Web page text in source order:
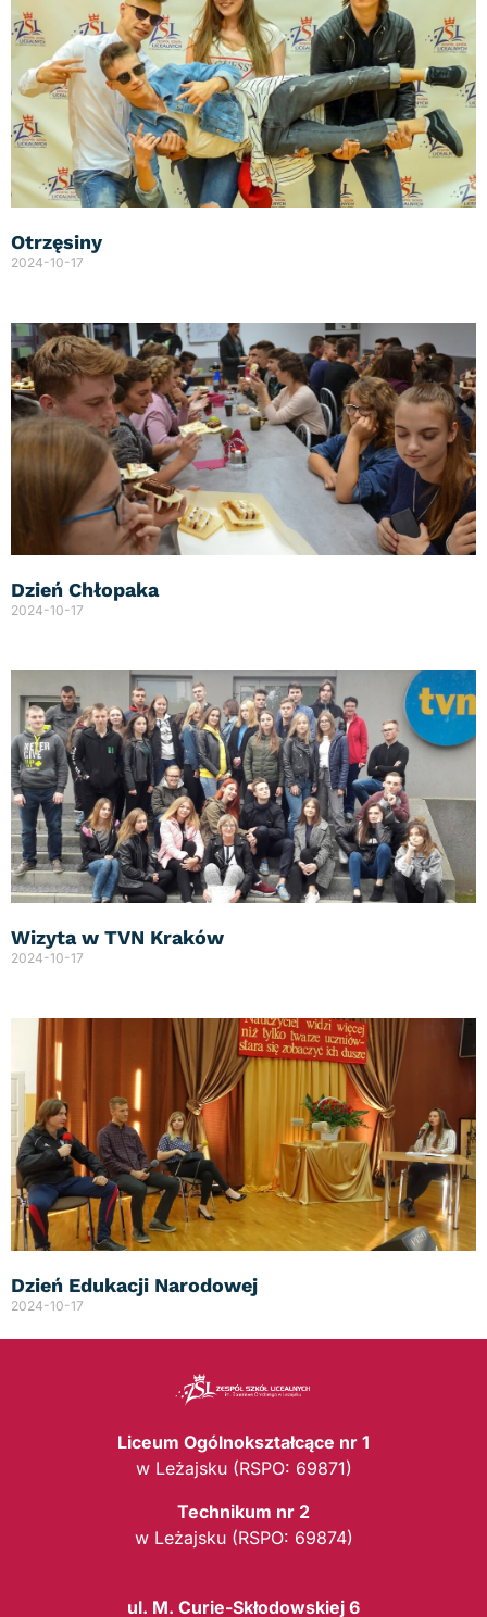
Otrzęsiny
2024-10-17
Dzień Chłopaka
2024-10-17
Wizyta w TVN Kraków
2024-10-17
Dzień Edukacji Narodowej
2024-10-17
Liceum Ogólnokształcące nr 1
w Leżajsku (RSPO: 69871)
Technikum nr 2
w Leżajsku (RSPO: 69874)
ul. M. Curie-Skłodowskiej 6